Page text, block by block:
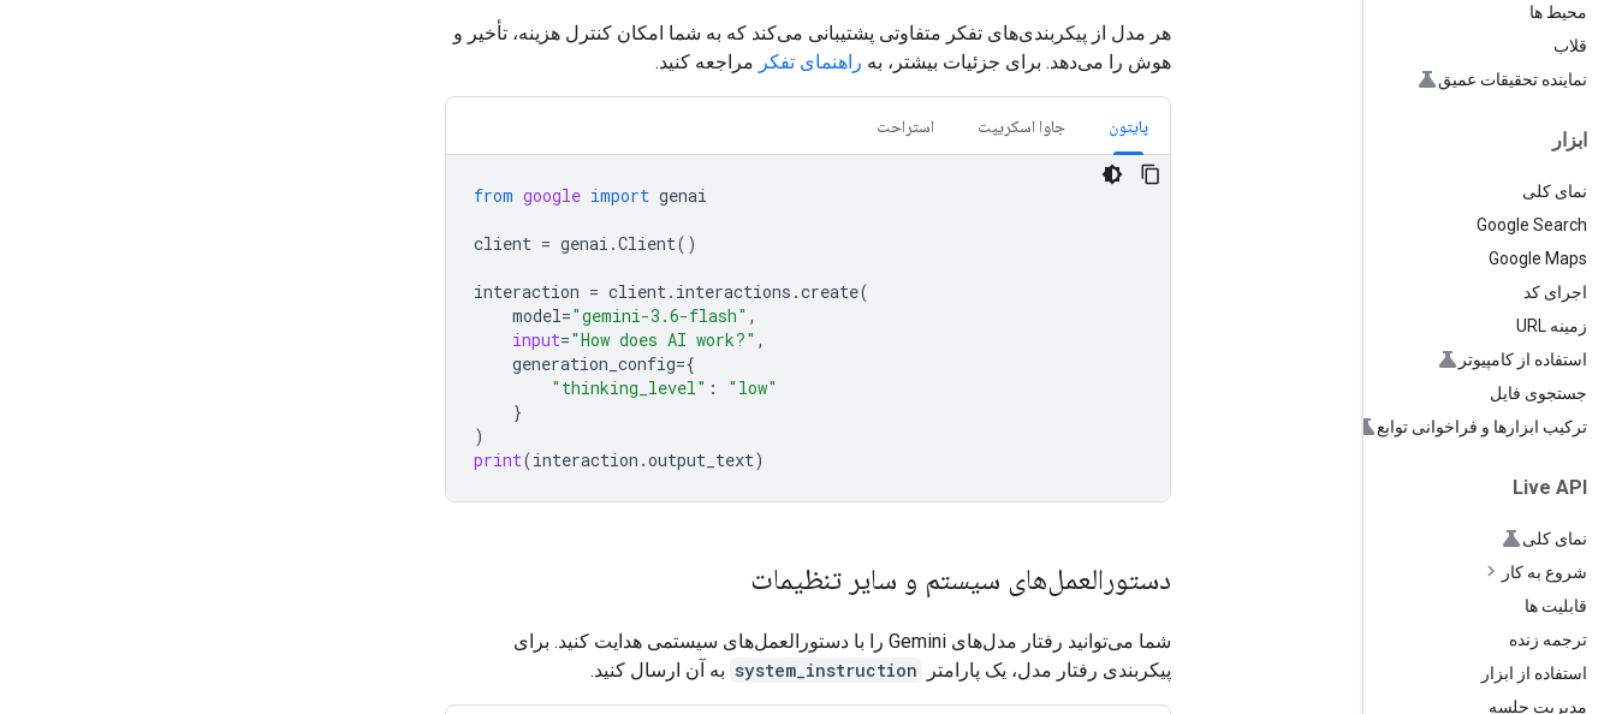
محیط ها
قلاب
نماینده تحقیقات عمیق
ابزار
نمای کلی
Google Search
Google Maps
اجرای کد
زمینه URL
استفاده از کامپیوتر
جستجوی فایل
ترکیب ابزارها و فراخوانی توابع
Live API
نمای کلی
شروع به کار
قابلیت ها
ترجمه زنده
استفاده از ابزار
مدیریت جلسه
هر مدل از پیکربندی‌های تفکر متفاوتی پشتیبانی می‌کند که به شما امکان کنترل هزینه، تأخیر و
هوش را می‌دهد. برای جزئیات بیشتر، به راهنمای تفکر مراجعه کنید.
پایتون جاوا اسکریپت استراحت
from google import genai
client = genai .Client()
interaction = client. interactions .create(
model="gemini-3.6-flash" ,
input="How does AI work?" ,
generation_config={
"thinking_level" :
"low"
}
)
print(interaction .output_text)
دستورالعمل‌های سیستم و سایر تنظیمات
شما می‌توانید رفتار مدل‌های Gemini را با دستورالعمل‌های سیستمی هدایت کنید. برای
پیکربندی رفتار مدل، یک پارامتر
system_instruction به آن ارسال کنید.